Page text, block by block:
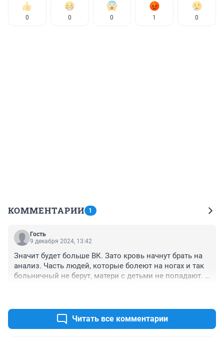
0 0 0 1 0
КОММЕНТАРИИ 1
Гость
9 декабря 2024, 13:42
Значит будет больше ВК. Зато кровь начнут брать на
анализ. Часть людей, которые болеют на ногах и так
больничный не берут, матери с детьми не попадают.
Читать все комментарии